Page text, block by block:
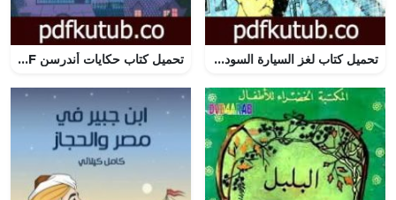
تحميل كتاب لغز السيارة السوداء- سلسلة المغامرون الخمسة: 36 PDF تأليف محمود سالم مجانا [كامل] تحميل كتاب حكايات أندرسن PDF تأليف هانز كريستيان أندرسن مجانا [كامل]